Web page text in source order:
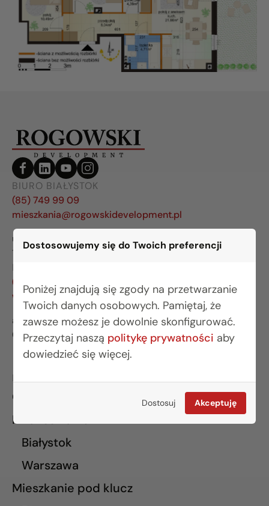
Dostosowujemy się do Twoich preferencji
Poniżej znajdują się zgody na przetwarzanie
Twoich danych osobowych. Pamiętaj, że
zawsze możesz je dowolnie skonfigurować.
Przeczytaj naszą politykę prywatności aby
dowiedzieć się więcej.
Dostosuj Akceptuję
BIURO BIAŁYSTOK
(85) 749 99 09
mieszkania@rogowskidevelopment.pl
ul. Legionowa 28 lok. 202
15-281 Białystok
BIURO WARSZAWA
(22) 642 03 55
warszawa@rogowskidevelopment.pl
al. Wilanowska 67E lok. U5
02-765 Warszawa
INFORMACJE
O nas
Finansowanie
Białystok
Warszawa
Mieszkanie pod klucz